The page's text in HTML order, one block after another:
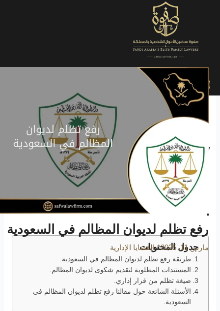
التصنيفات»
رفع تظلم لديوان المظالم في السعودية
مارس 11, 2025 /القضايا الإدارية
يعتبر ديوان المظالم الهيئة المختصة بالنظر في القضايا الإدارية،
التي يكون أطرافها أحد الأشخاص الاعتباريين في الدولة من جهة
وأحد أفراد الشعب من جهة أخرى.
ويسعى الفرد من خلال رفع الدعوى إلى إلغاء قرار إداري مجحف
صدر في حقه، وفي مقالنا هذا نتحدث عن رفع تظلم لديوان
المظالم في السعودية،
فتابع معنا.
لاستشارةمحامي شاطر انقر على زر الواتساب مباشرة.
جدول المحتويات
طريقة رفع تظلم لديوان المظالم في السعودية.
المستندات المطلوبة لتقديم شكوى لديوان المظالم.
صيغة تظلم من قرار إداري.
الأسئلة الشائعة حول مقالنا رفع تظلم لديوان المظالم في
السعودية.